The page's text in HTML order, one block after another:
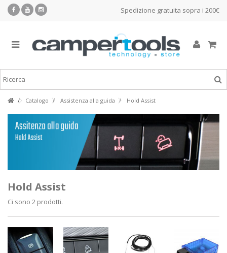
Spedizione gratuita sopra i 200€
Catalogo Assistenza alla guida Hold Assist
Hold Assist
Ci sono 2 prodotti.